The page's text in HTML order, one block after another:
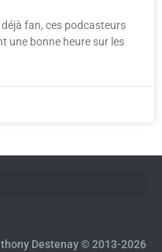
fan, ces podcasteurs
une bonne heure sur les
Destenay © 2013-2026